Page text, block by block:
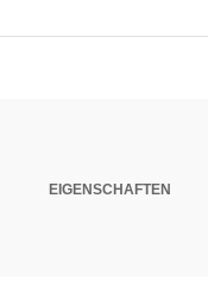
EIGENSCHAFTEN